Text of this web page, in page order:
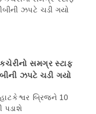
સમગ્ર સ્ટાફ
ઝપટે ચડી ગયો